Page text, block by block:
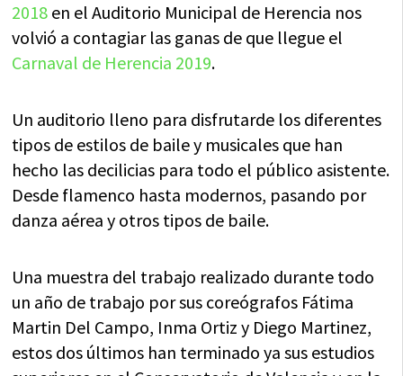
2018 en el Auditorio Municipal de Herencia nos
volvió a contagiar las ganas de que llegue el
Carnaval de Herencia 2019.
Un auditorio lleno para disfrutarde los diferentes
tipos de estilos de baile y musicales que han
hecho las decilicias para todo el público asistente.
Desde flamenco hasta modernos, pasando por
danza aérea y otros tipos de baile.
Una muestra del trabajo realizado durante todo
un año de trabajo por sus coreógrafos Fátima
Martin Del Campo, Inma Ortiz y Diego Martinez,
estos dos últimos han terminado ya sus estudios